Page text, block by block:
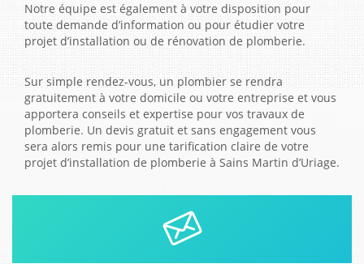
Notre équipe est également à votre disposition pour
toute demande d’information ou pour étudier votre
projet d’installation ou de rénovation de plomberie.
Sur simple rendez-vous, un plombier se rendra
gratuitement à votre domicile ou votre entreprise et vous
apportera conseils et expertise pour vos travaux de
plomberie. Un devis gratuit et sans engagement vous
sera alors remis pour une tarification claire de votre
projet d’installation de plomberie à Sains Martin d’Uriage.